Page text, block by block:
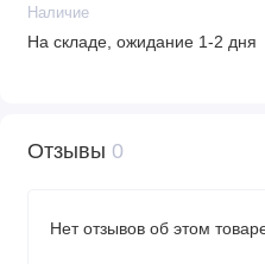
Наличие
На складе, ожидание 1-2 дня
Отзывы 0
Нет отзывов об этом